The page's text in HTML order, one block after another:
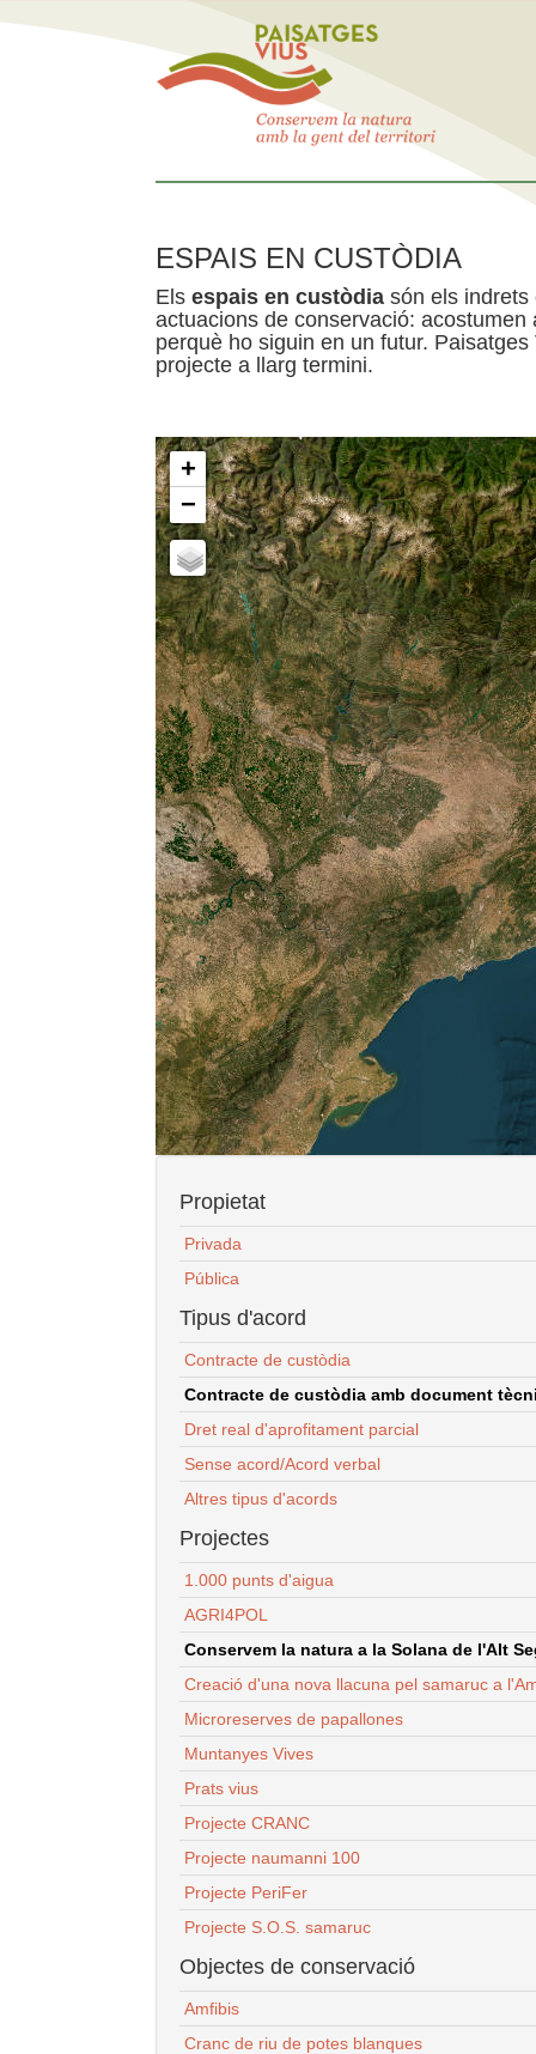
ESPAIS EN CUSTÒDIA
Els espais en custòdia són els indrets
actuacions de conservació:
perquè ho siguin en un futur.
projecte a llarg termini.
+
−
Propietat
Privada
Pública
Tipus d'acord
Contracte de custòdia
Contracte de custòdia amb document
Dret real d'aprofitament parcial
Sense acord/Acord verbal
Altres tipus d'acords
Projectes
1.000 punts d'aigua
AGRI4POL
Conservem la natura a la Solana de l'Alt
Creació d'una nova llacuna pel samaruc a
Microreserves de papallones
Muntanyes Vives
Prats vius
Projecte CRANC
Projecte naumanni 100
Projecte PeriFer
Projecte S.O.S. samaruc
Objectes de conservació
Amfibis
Cranc de riu de potes blanques